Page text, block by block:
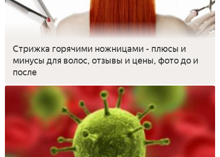
Стрижка горячими ножницами - плюсы и
минусы для волос, отзывы и цены, фото до и
после